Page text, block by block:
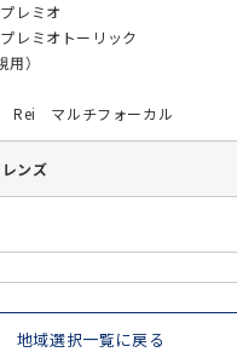
レミオ
レミオトーリック
）
Rei マルチフォーカル
ンズ
地域選択一覧に戻る